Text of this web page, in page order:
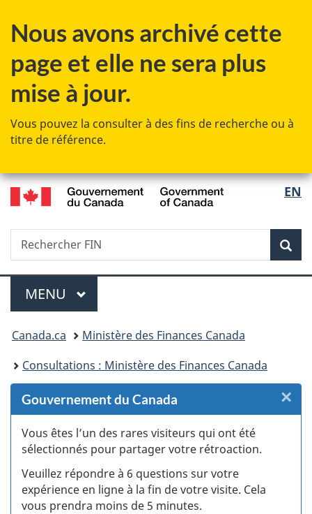
au
des
au
principal
à
Au
»
à
version
Nous avons archivé cette
page et elle ne sera plus
mise à jour.
Vous pouvez la consulter à des fins de recherche ou à
titre de référence.
de
la
EN
Recherche
Rechercher
FIN
Menu
MENU PRINCIPAL
Vous
êtes
ici :
Canada.ca
Ministère des Finances Canada
Consultations : Ministère des Finances Canada
Gouvernement du Canada
Vous êtes l’un des rares visiteurs qui ont été
sélectionnés pour partager votre rétroaction.
Veuillez répondre à 6 questions sur votre
expérience en ligne à la fin de votre visite. Cela
vous prendra moins de 5 minutes.
×